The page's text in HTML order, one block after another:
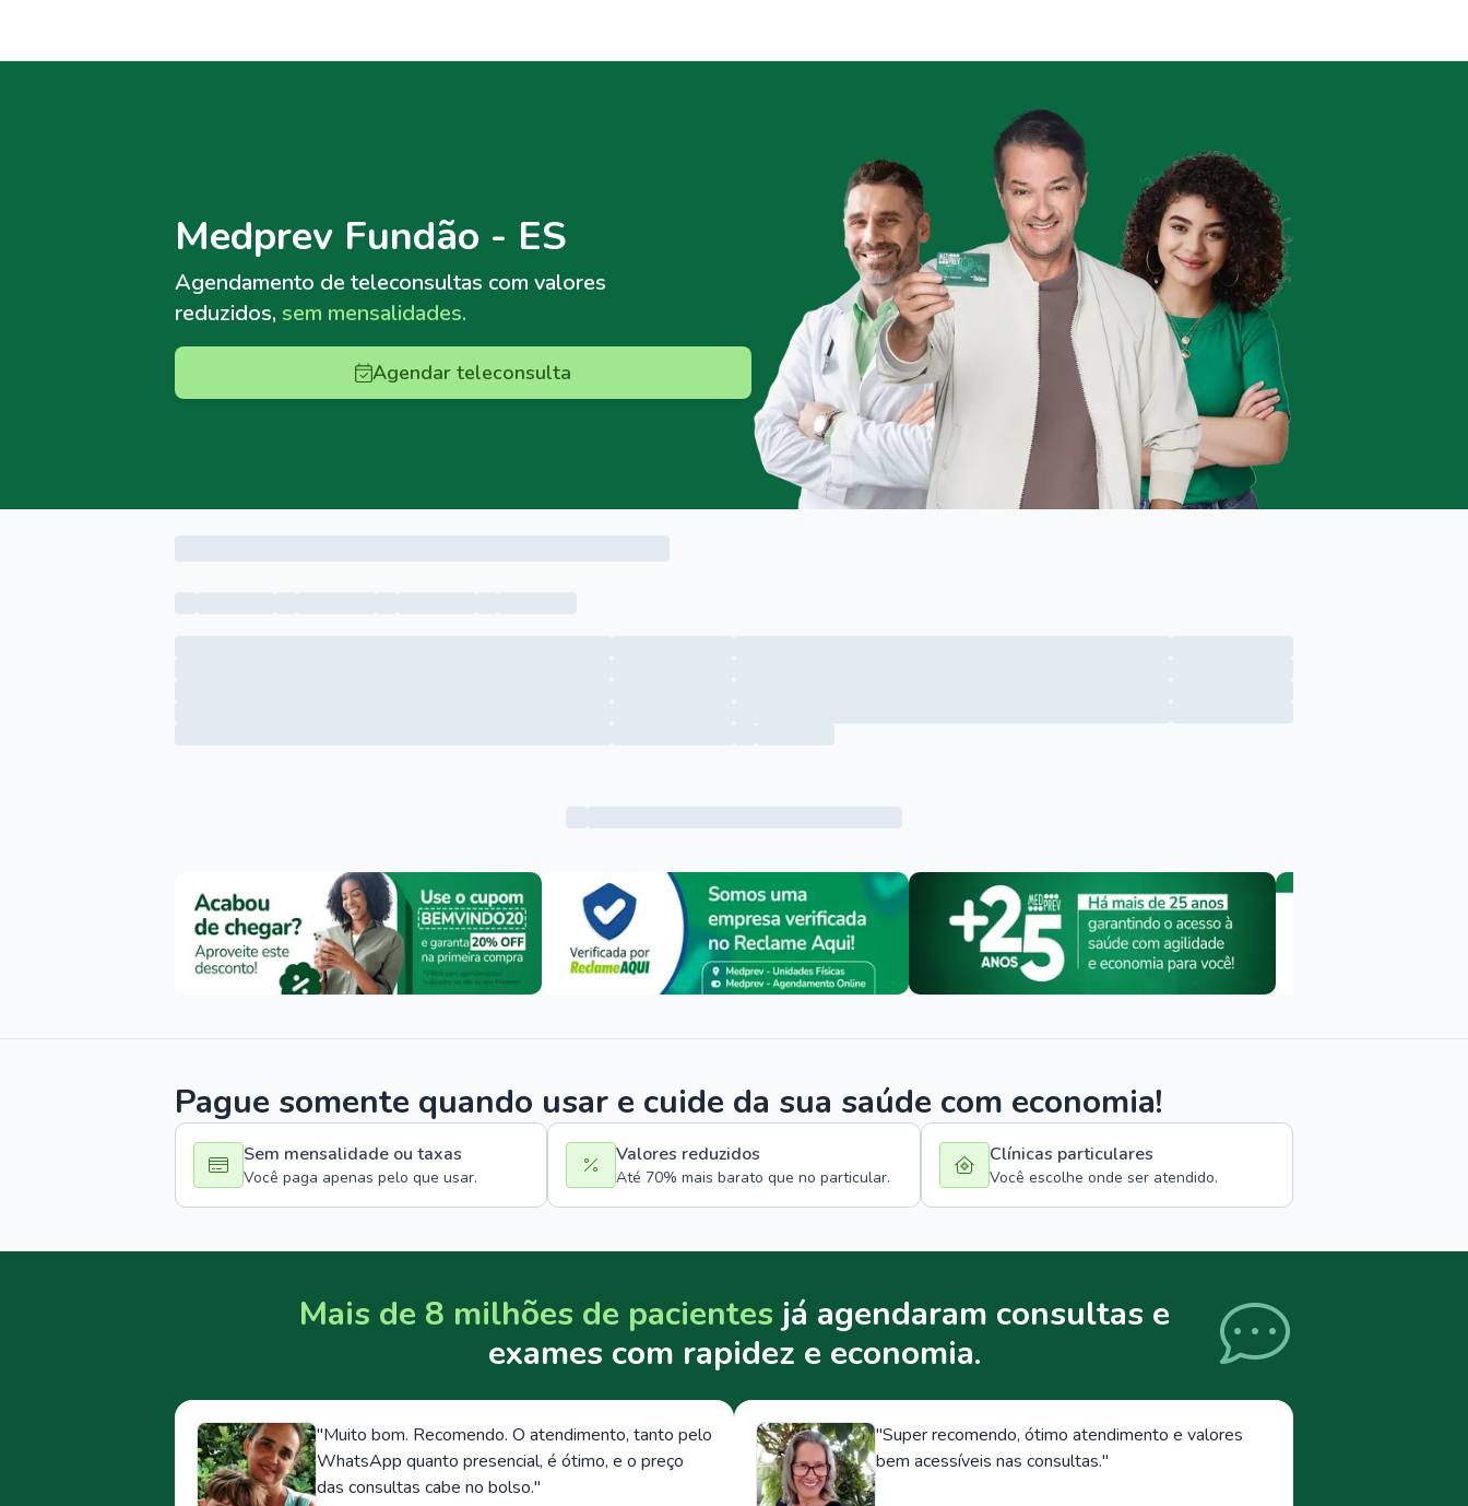
Medprev Fundão - ES
Agendamento de teleconsultas com valores
reduzidos, sem mensalidades.
Agendar teleconsulta
Menu lateral
Pague somente quando usar e cuide da sua saúde com economia!
Sem mensalidade ou taxas
Você paga apenas pelo que usar.
Valores reduzidos
Até 70% mais barato que no particular.
Clínicas particulares
Você escolhe onde ser atendido.
Mais de 8 milhões de pacientes já agendaram consultas e
exames com rapidez e economia.
"Muito bom. Recomendo. O atendimento, tanto pelo
WhatsApp quanto presencial, é ótimo, e o preço
das consultas cabe no bolso."
"Super recomendo, ótimo atendimento e valores
bem acessíveis nas consultas."